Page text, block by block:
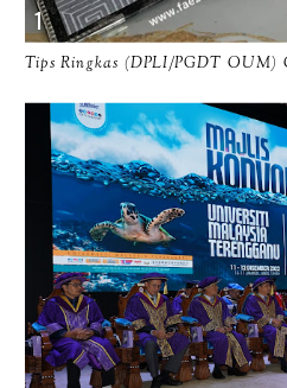
Tips Ringkas (DPLI/PGDT OUM)